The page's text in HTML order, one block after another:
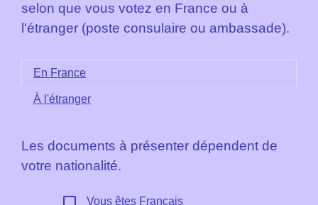
selon que vous votez en France ou à
l'étranger (poste consulaire ou ambassade).
En France
À l'étranger
Les documents à présenter dépendent de
votre nationalité.
Vous êtes Français